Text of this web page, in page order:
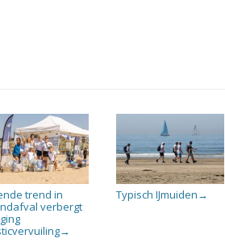
trend in
verbergt
→
Typisch IJmuiden →